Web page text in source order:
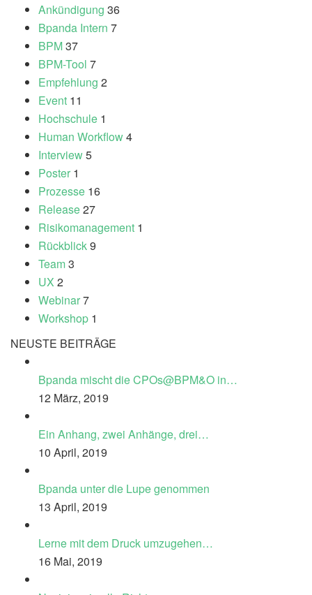
Ankündigung 36
Bpanda Intern 7
BPM37
BPM-Tool 7
Empfehlung 2
Event 11
Hochschule 1
Human Workflow4
Interview5
Poster 1
Prozesse 16
Release27
Risikomanagement 1
Rückblick9
Team3
UX 2
Webinar7
Workshop 1
NEUSTE BEITRÄGE
Bpanda mischt die CPOs@BPM&O in…
12 März, 2019
Ein Anhang, zwei Anhänge, drei…
10 April, 2019
Bpanda unter die Lupe genommen
13 April, 2019
Lerne mit dem Druck umzugehen…
16 Mai, 2019